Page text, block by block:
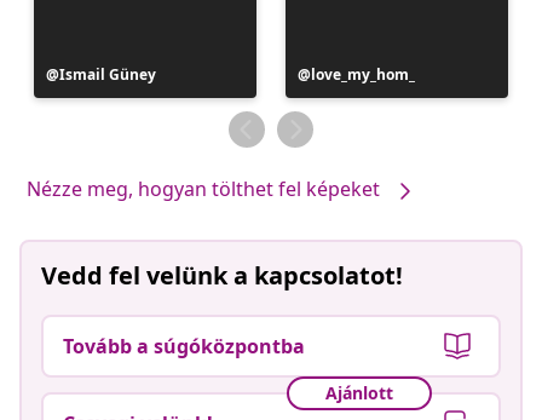
Bejegyzés
közzétevője
Ismail Güney
Bejegyzés
közzétevője
love_my_hom_
Nézze meg, hogyan tölthet fel képeket
Vedd fel velünk a kapcsolatot!
Tovább a súgóközpontba
Ajánlott